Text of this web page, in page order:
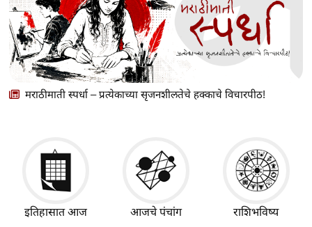
मराठीमाती स्पर्धा – प्रत्येकाच्या सृजनशीलतेचे हक्काचे विचारपीठ!
इतिहासात आज आजचे पंचांग राशिभविष्य